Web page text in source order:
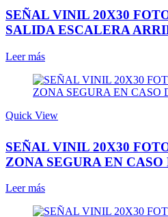
SEÑAL VINIL 20X30
SALIDA ESCALERA
Leer más
Quick View
SEÑAL VINIL 20X30
ZONA SEGURA EN CASO
Leer más